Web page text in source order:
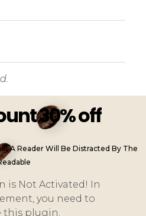
30% off
A Reader Will Be Distracted By The
is Not Activated!
In
you need to
this plugin.